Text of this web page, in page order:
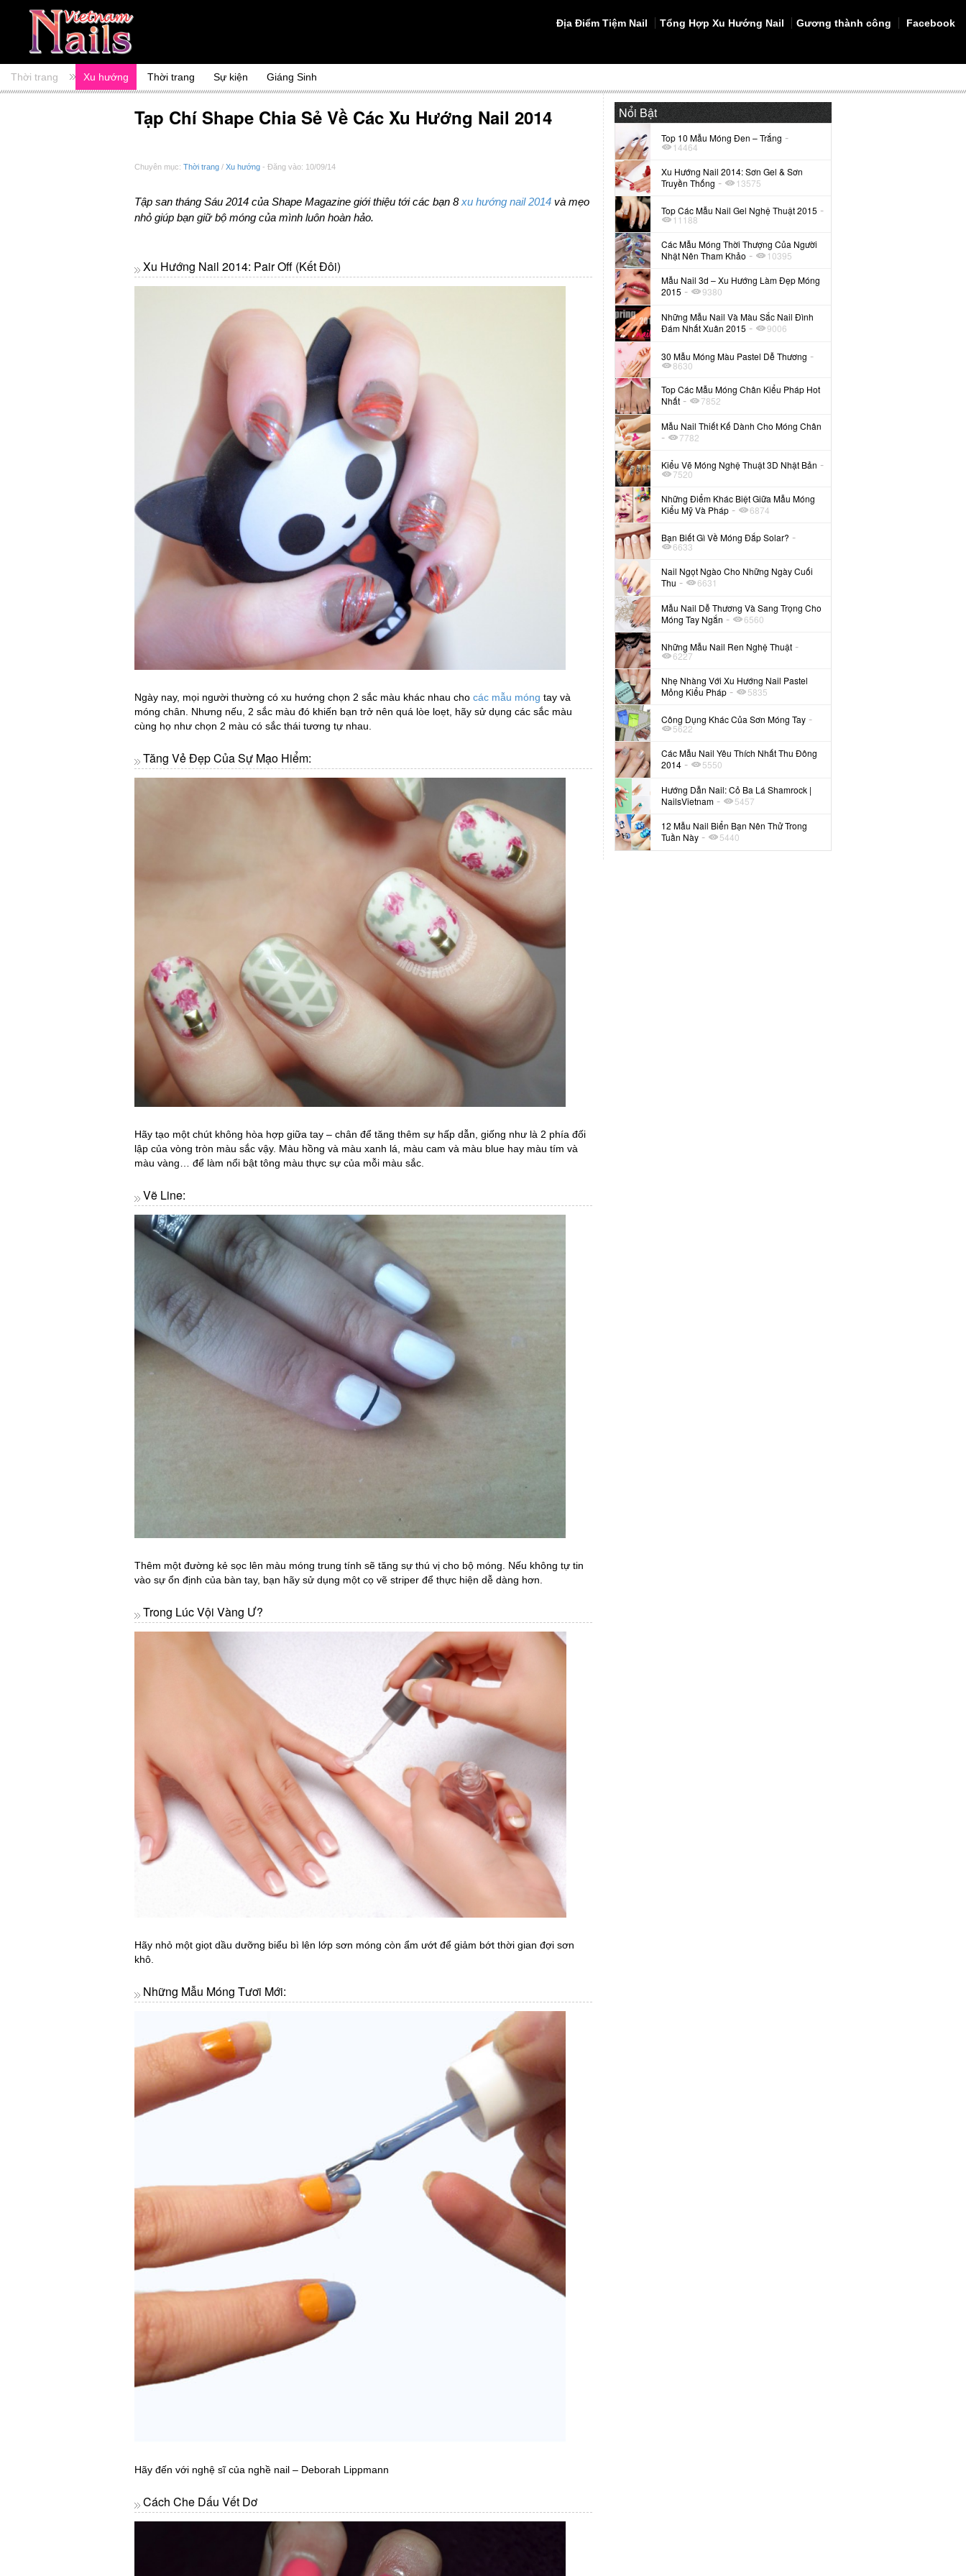
Địa Điểm Tiệm Nail Tổng Hợp Xu Hướng Nail Gương thành công Facebook
Thời trang Xu hướng Thời trang Sự kiện Giáng Sinh
Tạp Chí Shape Chia Sẻ Về Các Xu Hướng Nail 2014
Chuyên mục: Thời trang / Xu hướng - Đăng vào: 10/09/14
Tập san tháng Sáu 2014 của Shape Magazine giới thiệu tới các bạn 8xu hướng nail 2014 và mẹo
nhỏ giúp bạn giữ bộ móng của mình luôn hoàn hảo.
Xu Hướng Nail 2014: Pair Off (kết Đôi)
Ngày nay, mọi người thường có xu hướng chọn 2 sắc màu khác nhau cho các mẫu móng tay và
móng chân. Nhưng nếu, 2 sắc màu đó khiến bạn trở nên quá lòe loẹt, hãy sử dụng các sắc màu
cùng họ như chọn 2 màu có sắc thái tương tự nhau.
Tăng Vẻ Đẹp Của Sự Mạo Hiểm:
Hãy tạo một chút không hòa hợp giữa tay – chân để tăng thêm sự hấp dẫn, giống như là 2 phía đối
lập của vòng tròn màu sắc vậy. Màu hồng và màu xanh lá, màu cam và màu blue hay màu tím và
màu vàng… để làm nổi bật tông màu thực sự của mỗi màu sắc.
Vẽ Line:
Thêm một đường kẻ sọc lên màu móng trung tính sẽ tăng sự thú vị cho bộ móng. Nếu không tự tin
vào sự ổn định của bàn tay, bạn hãy sử dụng một cọ vẽ striper để thực hiện dễ dàng hơn.
Trong Lúc Vội Vàng Ư?
Hãy nhỏ một giọt dầu dưỡng biểu bì lên lớp sơn móng còn ẩm ướt để giảm bớt thời gian đợi sơn
khô.
Những Mẫu Móng Tươi Mới:
Hãy đến với nghệ sĩ của nghề nail – Deborah Lippmann
Cách Che Dấu Vết Dơ
Nổi Bật
Top 10 Mẫu Móng Đen – Trắng -
14464
Xu Hướng Nail 2014: Sơn Gel & Sơn
Truyền Thống - 13575
Top Các Mẫu Nail Gel Nghệ Thuật 2015 -
11188
Các Mẫu Móng Thời Thượng Của Người
Nhật Nên Tham Khảo - 10395
Mẫu Nail 3d – Xu Hướng Làm Đẹp Móng
2015 - 9380
Những Mẫu Nail Và Màu Sắc Nail Đình
Đám Nhất Xuân 2015 - 9006
30 Mẫu Móng Màu Pastel Dễ Thương -
8630
Top Các Mẫu Móng Chân Kiểu Pháp Hot
Nhất - 7852
Mẫu Nail Thiết Kế Dành Cho Móng Chân
- 7782
Kiểu Vẽ Móng Nghệ Thuật 3D Nhật Bản -
7520
Những Điểm Khác Biệt Giữa Mẫu Móng
Kiểu Mỹ Và Pháp - 6874
Bạn Biết Gì Về Móng Đắp Solar? -
6633
Nail Ngọt Ngào Cho Những Ngày Cuối
Thu - 6631
Mẫu Nail Dễ Thương Và Sang Trọng Cho
Móng Tay Ngắn - 6560
Những Mẫu Nail Ren Nghệ Thuật -
6227
Nhẹ Nhàng Với Xu Hướng Nail Pastel
Mỏng Kiểu Pháp - 5835
Công Dụng Khác Của Sơn Móng Tay -
5622
Các Mẫu Nail Yêu Thích Nhất Thu Đông
2014 - 5550
Hướng Dẫn Nail: Cỏ Ba Lá Shamrock |
NailsVietnam - 5457
12 Mẫu Nail Biển Bạn Nên Thử Trong
Tuần Này - 5440